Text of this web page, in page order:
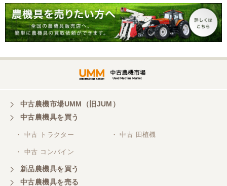
中古農機市場UMM（旧JUM）
中古農機具を買う
・ 中古 トラクター ・ 中古 田植機
・ 中古 コンバイン
新品農機具を買う
中古農機具を売る